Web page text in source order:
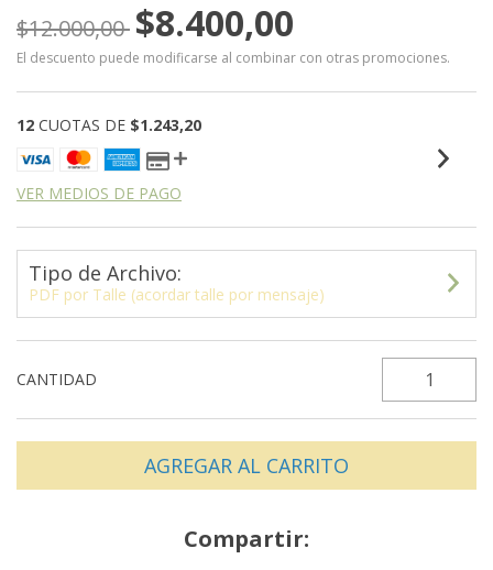
$12.000,00 $8.400,00
El descuento puede modificarse al combinar con otras promociones.
12 CUOTAS DE $1.243,20
VER MEDIOS DE PAGO
Tipo de Archivo:
PDF por Talle (acordar talle por mensaje)
CANTIDAD
Compartir: